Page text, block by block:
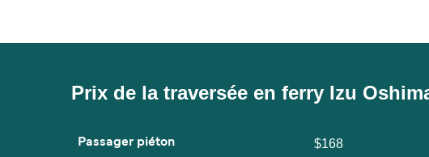
Prix de la traversée en ferry Izu
Passager piéton $168